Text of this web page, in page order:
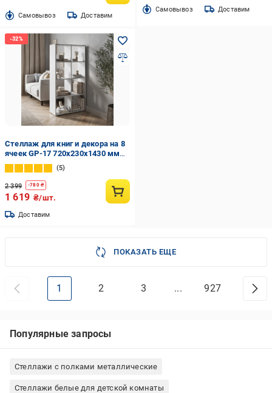
Cамовывоз Доставим
Cамовывоз Доставим
Стеллаж для книг и декора на 8
ячеек GP-17 720х230х1430 мм
Белый
5
2 399 -780₴
1 619 ₴/шт.
Доставим
ПОКАЗАТЬ ЕЩЕ
1 2 3 ... 927
Популярные запросы
Стеллажи с полками металлические
Стеллажи белые для детской комнаты